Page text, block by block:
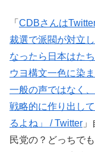
「 CDBさんは
裁選で派閥が対立
なったら日本はた
ウヨ構文一色に染
一般の声ではなく
戦略的に作り出し
るよね」 / Twitter
民党の？どっちで